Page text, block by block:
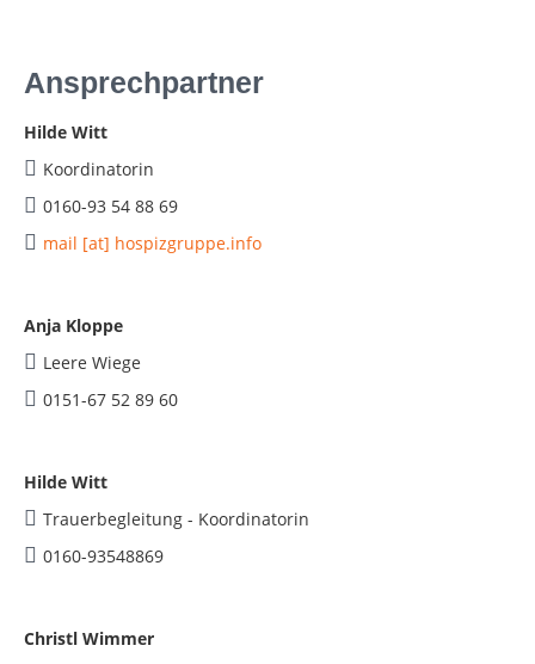
Ansprechpartner
Hilde Witt
Koordinatorin
0160-93 54 88 69
mail [at] hospizgruppe.info
Anja Kloppe
Leere Wiege
0151-67 52 89 60
Hilde Witt
Trauerbegleitung - Koordinatorin
0160-93548869
Christl Wimmer